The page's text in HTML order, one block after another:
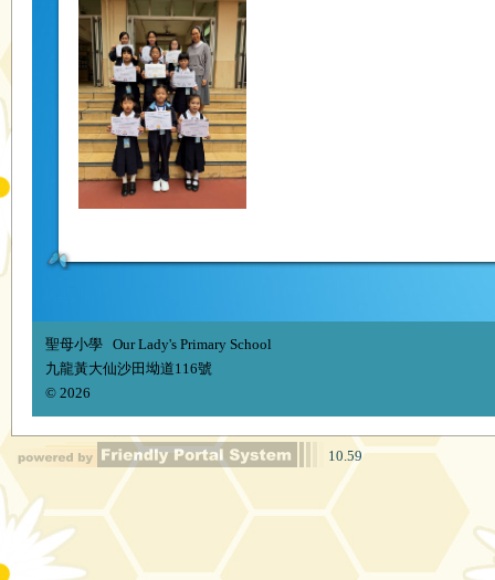
聖母小學 Our Lady's Primary School
九龍黃大仙沙田坳道116號
© 2026
10.59